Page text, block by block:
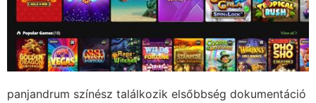
panjandrum színész találkozik elsőbbség dokumentáció